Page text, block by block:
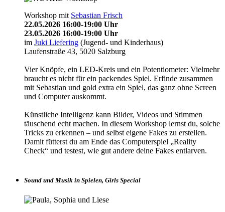
Workshop mit Sebastian Frisch
22.05.2026 16:00-19:00 Uhr
23.05.2026 16:00-19:00 Uhr
im Juki Liefering (Jugend- und Kinderhaus)
Laufenstraße 43, 5020 Salzburg
Vier Knöpfe, ein LED-Kreis und ein Potentiometer: Vielmehr
braucht es nicht für ein packendes Spiel. Erfinde zusammen
mit Sebastian und gold extra ein Spiel, das ganz ohne Screen
und Computer auskommt.
Künstliche Intelligenz kann Bilder, Videos und Stimmen
täuschend echt machen. In diesem Workshop lernst du, solche
Tricks zu erkennen – und selbst eigene Fakes zu erstellen.
Damit fütterst du am Ende das Computerspiel „Reality
Check“ und testest, wie gut andere deine Fakes entlarven.
Sound und Musik in Spielen, Girls Special